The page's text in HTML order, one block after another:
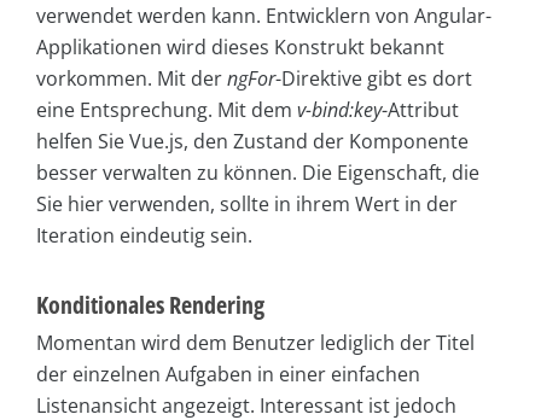
verwendet werden kann. Entwicklern von Angular-
Applikationen wird dieses Konstrukt bekannt
vorkommen. Mit derngFor-Direktive gibt es dort
eine Entsprechung. Mit dem v-bind:key-Attribut
helfen Sie Vue.js, den Zustand der Komponente
besser verwalten zu können. Die Eigenschaft, die
Sie hier verwenden, sollte in ihrem Wert in der
Iteration eindeutig sein.
Konditionales Rendering
Momentan wird dem Benutzer lediglich der Titel
der einzelnen Aufgaben in einer einfachen
Listenansicht angezeigt. Interessant ist jedoch